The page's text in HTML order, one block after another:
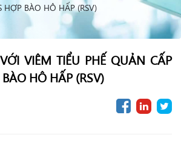
BÀO HÔ HẤP (RSV)
VIÊM TIỂU PHẾ QUẢN CẤP
HÔ HẤP (RSV)